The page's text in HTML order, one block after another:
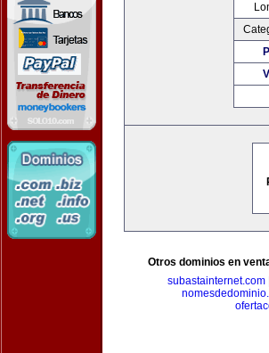
Otros dominios en
subastainternet.com|